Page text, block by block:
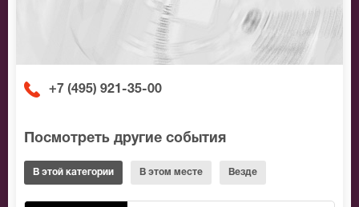
+7 (495) 921-35-00
Посмотреть другие события
В этой категории В этом месте Везде